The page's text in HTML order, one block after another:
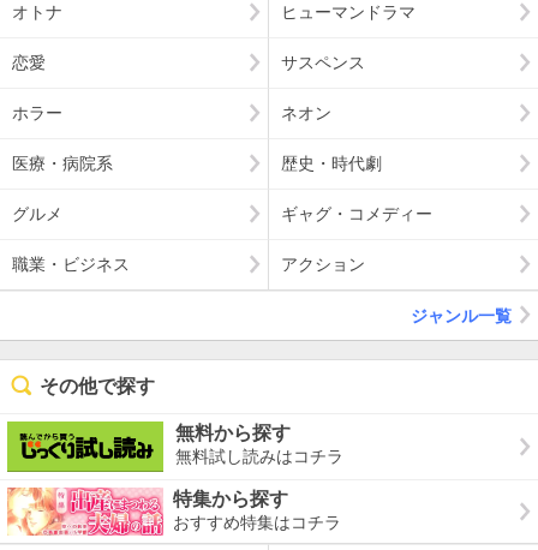
オトナ ヒューマンドラマ
恋愛 サスペンス
ホラー ネオン
医療・病院系 歴史・時代劇
グルメ ギャグ・コメディー
職業・ビジネス アクション
ジャンル一覧
その他で探す
無料から探す
無料試し読みはコチラ
特集から探す
おすすめ特集はコチラ